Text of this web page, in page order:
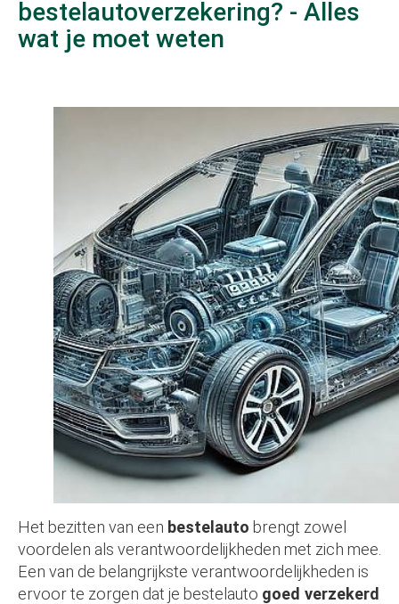
bestelautoverzekering? - Alles
wat je moet weten
Het bezitten van een bestelauto brengt zowel
voordelen als verantwoordelijkheden met zich mee.
Een van de belangrijkste verantwoordelijkheden is
ervoor te zorgen dat je bestelauto goed verzekerd